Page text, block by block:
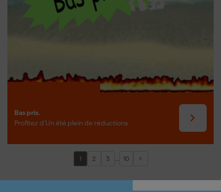
Bas prix.
Profitez d’Un été plein de réductions
1 2 3 ... 10